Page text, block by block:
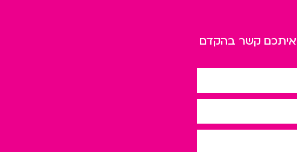
איתכם קשר בהקדם